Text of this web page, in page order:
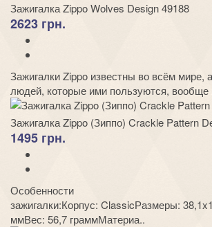
Зажигалка Zippo Wolves Design 49188
2623 грн.
Зажигалки Zippo известны во всём мире,
людей, которые ими пользуются, вообще
Зажигалка Zippo (Зиппо) Crackle Pattern
1495 грн.
Особенности
зажигалки:Корпус: ClassicРазмеры:
ммВес: 56,7 граммМатериа..